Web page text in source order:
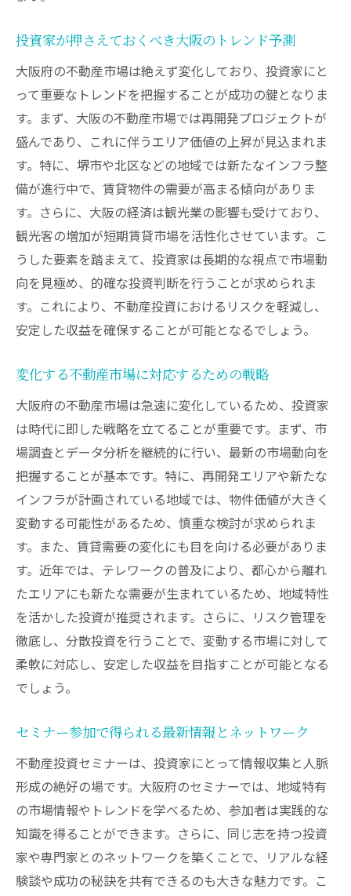
不動産投資のプロが教える大阪の市場動向
大阪市場の動向をプロから直接学ぶ
プロが予測する今後の大阪不動産市場
大阪市場の動向分析と実践戦略
不動産投資の成功率を上げるための市場動
向理解
大阪市場の動向を踏まえた投資のタイミン
グ
セミナーで得る大阪の市場動向とその活用
法
大阪特有の投資戦略で安定収益を実現する方法
大阪特有の戦略で安定収益を目指す理由
大阪の市場特性を利用した収益戦略
投資戦略の成功事例から学ぶ大阪の特性
大阪特有の投資戦略を学ぶセミナーの魅力
セミナーで得た大阪特有の戦略を実践する
初心者向け大阪不動産投資セミナーのメリット
初心者でも安心して参加できるセミナー内
容
大阪での不動産投資を始めるための基礎知
識
初心者が学ぶべき大阪市場の基本動向
セミナーでのネットワーク構築の重要性
初心者に役立つプロからの実践アドバイス
イド
大阪不動産投資セミナーの選び方と参加方
法
セミナー参加前に準備すべきこと
成功へのステップ：セミナー参加から実践
投資家が押さえておくべき大阪のトレンド予測
大阪府の不動産市場は絶えず変化しており、投資家にと
って重要なトレンドを把握することが成功の鍵となりま
す。まず、大阪の不動産市場では再開発プロジェクトが
盛んであり、これに伴うエリア価値の上昇が見込まれま
す。特に、堺市や北区などの地域では新たなインフラ整
備が進行中で、賃貸物件の需要が高まる傾向がありま
す。さらに、大阪の経済は観光業の影響も受けており、
観光客の増加が短期賃貸市場を活性化させています。こ
うした要素を踏まえて、投資家は長期的な視点で市場動
向を見極め、的確な投資判断を行うことが求められま
す。これにより、不動産投資におけるリスクを軽減し、
安定した収益を確保することが可能となるでしょう。
変化する不動産市場に対応するための戦略
大阪府の不動産市場は急速に変化しているため、投資家
は時代に即した戦略を立てることが重要です。まず、市
場調査とデータ分析を継続的に行い、最新の市場動向を
把握することが基本です。特に、再開発エリアや新たな
インフラが計画されている地域では、物件価値が大きく
変動する可能性があるため、慎重な検討が求められま
す。また、賃貸需要の変化にも目を向ける必要がありま
す。近年では、テレワークの普及により、都心から離れ
たエリアにも新たな需要が生まれているため、地域特性
を活かした投資が推奨されます。さらに、リスク管理を
徹底し、分散投資を行うことで、変動する市場に対して
柔軟に対応し、安定した収益を目指すことが可能となる
でしょう。
セミナー参加で得られる最新情報とネットワーク
不動産投資セミナーは、投資家にとって情報収集と人脈
形成の絶好の場です。大阪府のセミナーでは、地域特有
の市場情報やトレンドを学べるため、参加者は実践的な
知識を得ることができます。さらに、同じ志を持つ投資
家や専門家とのネットワークを築くことで、リアルな経
験談や成功の秘訣を共有できるのも大きな魅力です。こ